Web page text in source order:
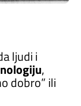
ljudi i
,
dobro” ili